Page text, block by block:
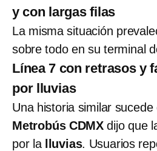
y con largas filas
La misma situación
sobre todo en su terminal
Línea 7 con retrasos y
por lluvias
Una historia similar sucede
Metrobús CDMXdijo que
por la
lluvias. Usuarios